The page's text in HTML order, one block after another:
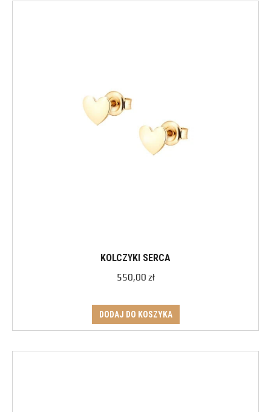
KOLCZYKI SERCA
550,00 zł
DODAJ DO KOSZYKA